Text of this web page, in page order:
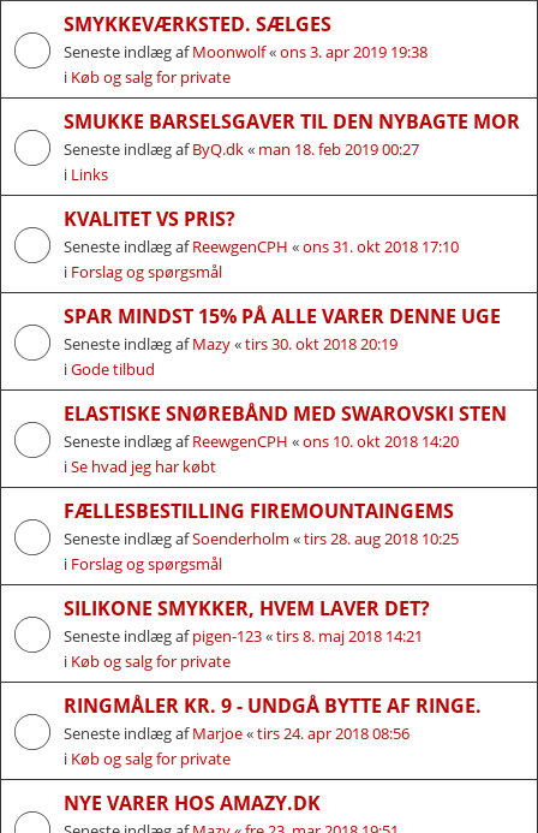
SMYKKEVÆRKSTED. SÆLGES
Seneste indlæg afMoonwolf«ons 3. apr 2019 19:38
i Køb og salg for private
SMUKKE BARSELSGAVER TIL DEN NYBAGTE MOR
Seneste indlæg afByQ.dk« man 18. feb 2019 00:27
i Links
KVALITET VS PRIS?
Seneste indlæg afReewgenCPH «ons 31. okt 2018 17:10
i Forslag og spørgsmål
SPAR MINDST 15% PÅ ALLE VARER DENNE UGE
Seneste indlæg afMazy«tirs 30. okt 2018 20:19
iGode tilbud
ELASTISKE SNØREBÅND MED SWAROVSKI STEN
Seneste indlæg afReewgenCPH «ons 10. okt 2018 14:20
iSe hvad jeg har købt
FÆLLESBESTILLING FIREMOUNTAINGEMS
Seneste indlæg afSoenderholm «tirs 28. aug 2018 10:25
i Forslag og spørgsmål
SILIKONE SMYKKER, HVEM LAVER DET?
Seneste indlæg afpigen-123«tirs 8. maj 2018 14:21
i Køb og salg for private
RINGMÅLER KR. 9 - UNDGÅ BYTTE AF RINGE.
Seneste indlæg afMarjoe«tirs 24. apr 2018 08:56
i Køb og salg for private
NYE VARER HOS AMAZY.DK